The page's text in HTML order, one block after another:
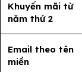
Khuyến mãi từ
năm thứ 2
Email theo tên
miền